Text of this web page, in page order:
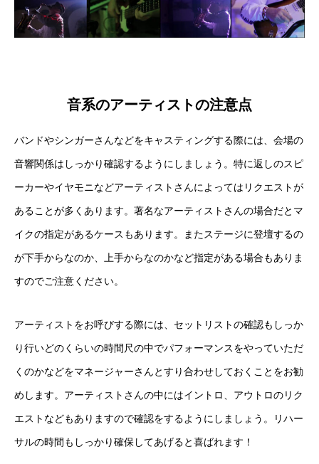
音系のアーティストの注意点
バンドやシンガーさんなどをキャスティングする際には、会場の
音響関係はしっかり確認するようにしましょう。特に返しのスピ
ーカーやイヤモニなどアーティストさんによってはリクエストが
あることが多くあります。著名なアーティストさんの場合だとマ
イクの指定があるケースもあります。またステージに登壇するの
が下手からなのか、上手からなのかなど指定がある場合もありま
すのでご注意ください。
アーティストをお呼びする際には、セットリストの確認もしっか
り行いどのくらいの時間尺の中でパフォーマンスをやっていただ
くのかなどをマネージャーさんとすり合わせしておくことをお勧
めします。アーティストさんの中にはイントロ、アウトロのリク
エストなどもありますので確認をするようにしましょう。リハー
サルの時間もしっかり確保してあげると喜ばれます！